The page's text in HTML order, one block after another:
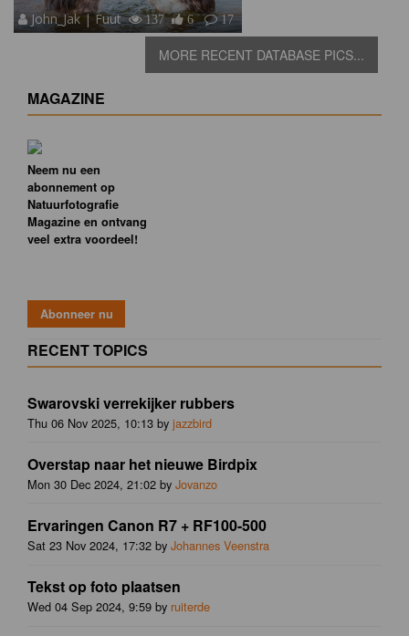
John_Jak | Fuut 137 6 17
MORE RECENT DATABASE PICS...
MAGAZINE
Neem nu een
abonnement op
Natuurfotografie
Magazine en ontvang
veel extra voordeel!
RECENT TOPICS
Swarovski verrekijker rubbers
Thu 06 Nov 2025, 10:13 by jazzbird
Overstap naar het nieuwe Birdpix
Mon 30 Dec 2024, 21:02 by Jovanzo
Ervaringen Canon R7 + RF100-500
Sat 23 Nov 2024, 17:32 by Johannes Veenstra
Tekst op foto plaatsen
Wed 04 Sep 2024, 9:59 by ruiterde